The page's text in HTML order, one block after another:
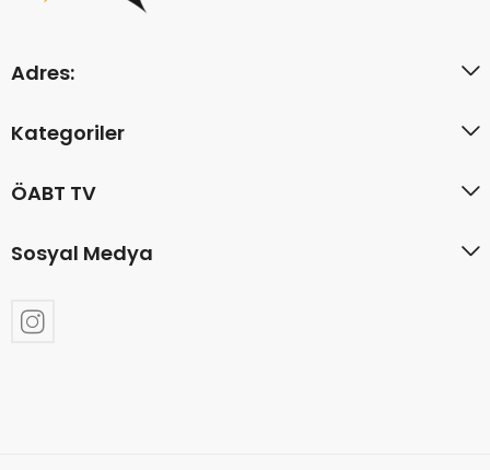
Adres:
Kategoriler
ÖABT TV
Sosyal Medya